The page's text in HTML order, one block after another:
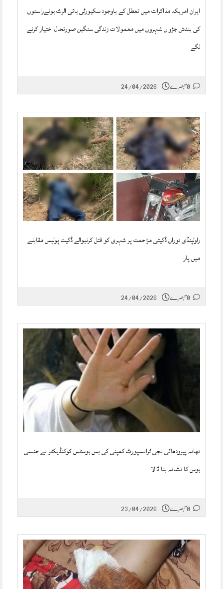
ایران امریکہ مذاکرات میں تعطل کے باوجود سکیورٹی ہائی الرٹ ہونےراستوں
کی بندش جڑواں شہروں میں معمولات زندگی سنگین صورتحال اختیار کرنے
لگے
24/04/2026
راولپنڈی دوران ڈکیتی مزاحمت پر شہری کو قتل کرنیوالے ڈکیت پولیس مقابلے
میں پار
24/04/2026
تھانہ پیرودھائی نجی ٹرانسپورٹ کمپنی کی بس ہوسٹس کوکنڈیکٹر نے جنسی
ہوس کا نشانہ بنا ڈالا
23/04/2026